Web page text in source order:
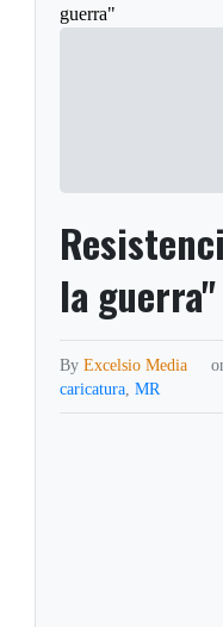
guerra"
la guerra"
ByExcelsio Media
caricatura,MR